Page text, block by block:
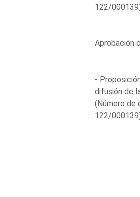
122/000139)
Aprobación
-
difusión de
(Número de
122/000139)